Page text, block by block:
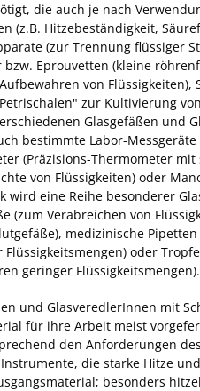
die auch je nach
(z.B. Hitzebeständigkeit,
(zur Trennung flüssiger
bzw. Eprouvetten (kleine
von Flüssigkeiten),
zur Kultivierung
Glasgefäßen und
bestimmte Labor-
(Präzisions-Thermometer
von Flüssigkeiten) oder
wird eine Reihe besonderer
(zum Verabreichen von
medizinische
Flüssigkeitsmengen) oder
geringer Flüssigkeitsmengen).
und GlasveredlerInnen mit
für ihre Arbeit meist
den Anforderungen
die starke Hitze
besonders